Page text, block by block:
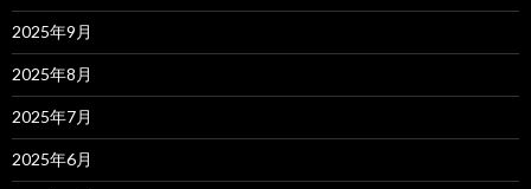
2025年9月
2025年8月
2025年7月
2025年6月